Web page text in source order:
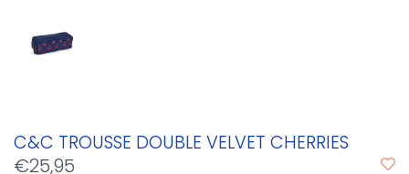
C&C TROUSSE DOUBLE VELVET CHERRIES
€25,95